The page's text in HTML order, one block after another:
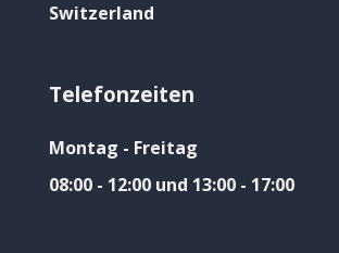
Switzerland
Telefonzeiten
Montag - Freitag
08:00 - 12:00 und 13:00 - 17:00